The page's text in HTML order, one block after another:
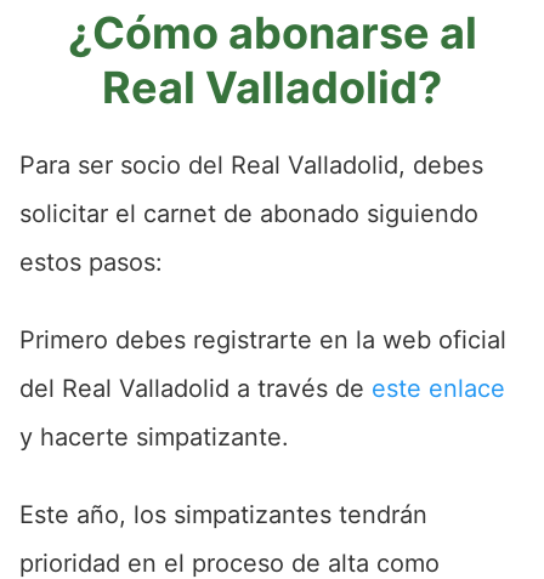
¿Cómo abonarse al
Real Valladolid?
Para ser socio del Real Valladolid, debes
solicitar el carnet de abonado siguiendo
estos pasos:
Primero debes registrarte en la web oficial
del Real Valladolid a través de este enlace
y hacerte simpatizante.
Este año, los simpatizantes tendrán
prioridad en el proceso de alta como